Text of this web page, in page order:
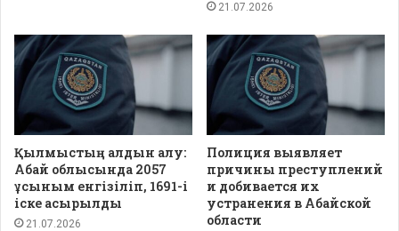
21.07.2026
Қылмыстың алдын алу:
Абай облысында 2057
ұсыным енгізіліп, 1691-і
іске асырылды
21.07.2026
Полиция выявляет
причины преступлений
и добивается их
устранения в Абайской
области